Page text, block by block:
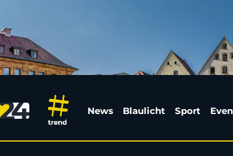
in Penkhof: Ab
News Blaulicht Sport